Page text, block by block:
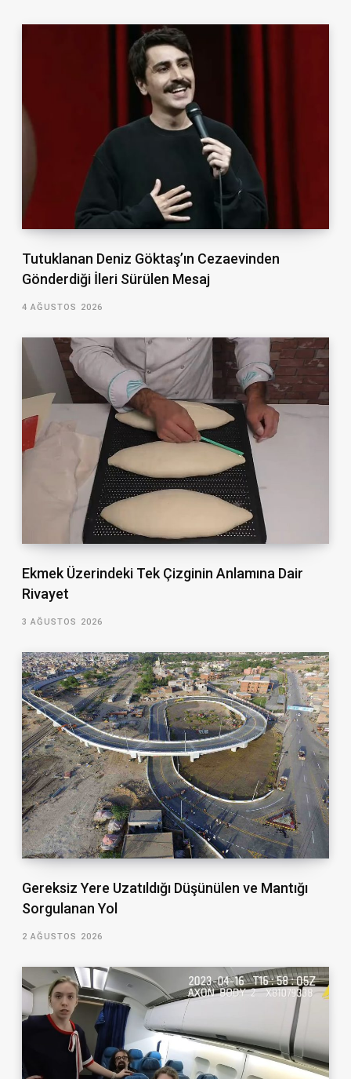
Tutuklanan Deniz Göktaş’ın Cezaevinden
Gönderdiği İleri Sürülen Mesaj
4 AĞUSTOS 2026
Ekmek Üzerindeki Tek Çizginin Anlamına Dair
Rivayet
3 AĞUSTOS 2026
Gereksiz Yere Uzatıldığı Düşünülen ve Mantığı
Sorgulanan Yol
2 AĞUSTOS 2026